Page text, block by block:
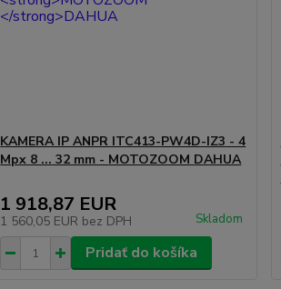
KAMERA IP ANPR ITC413-PW4D-IZ3 - 4
Mpx 8 ... 32 mm - MOTOZOOM DAHUA
1 918,87 EUR
1 560,05 EUR bez DPH Skladom
Pridať do košíka